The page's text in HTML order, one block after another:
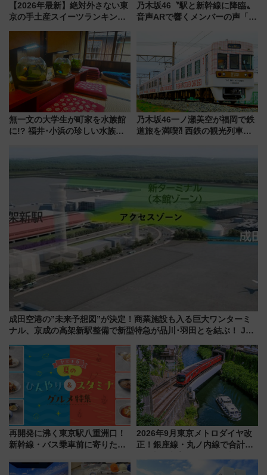
【2026年最新】絶対外さない東
京の手土産スイーツランキング
乃木坂46〝駅と新幹線に降臨〟
音声ARで響くメンバーの声「真
無一文の大学生が町家を水族館
に!? 福井･小浜の珍しい水族
乃木坂46一ノ瀬美空が福岡で鉄
道旅を満喫⁈ 西鉄の観光列車
成田空港の”未来予想図”が決定！商業施設も入る巨大ワンターミ
ナル、京成の高架新駅整備で新型特急が品川･羽田とを結ぶ！ JR
再開発に沸く東京駅八重洲口！
新幹線・バス乗車前に寄りたい
やり＆スタミナグルメ」6選【新
2026年9月東京メトロダイヤ改
正！銀座線・丸ノ内線で合計